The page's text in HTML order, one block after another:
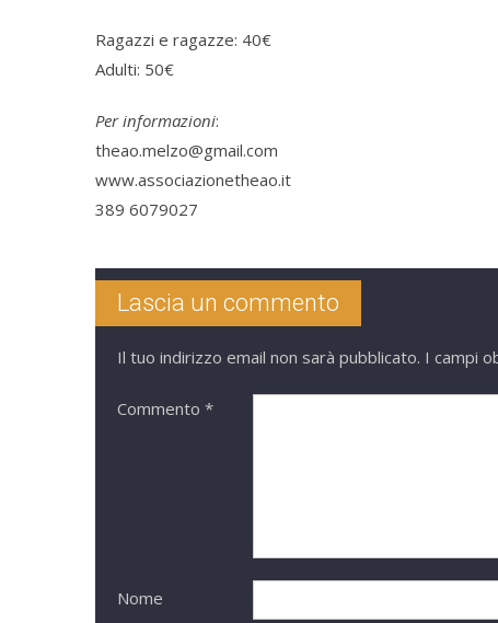
Ragazzi e ragazze: 40€
Adulti: 50€
Per informazioni:
theao.melzo@gmail.com
www.associazionetheao.it
389 6079027
Lascia un commento
Il tuo indirizzo email non sarà pubblicato. I campi
Commento *
Nome